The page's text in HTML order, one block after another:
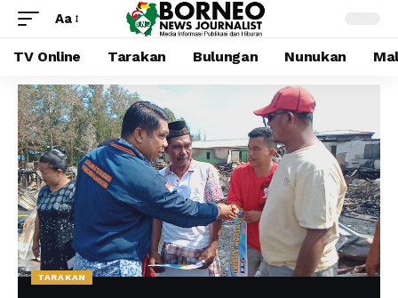
Aa
TV Online Tarakan Bulungan Nunukan
TARAKAN